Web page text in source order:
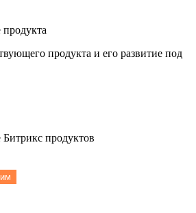
продукта и его развитие под
продуктов